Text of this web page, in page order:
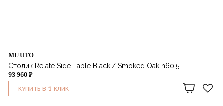
MUUTO
Столик Relate Side Table Black / Smoked Oak h60,5
93 960 ₽
КУПИТЬ В 1 КЛИК